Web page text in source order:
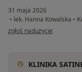
31 maja 2026
• lek. Hanna Kowalska •
w opinii użytkownika
zgłoś nadużycie
KLINIKA